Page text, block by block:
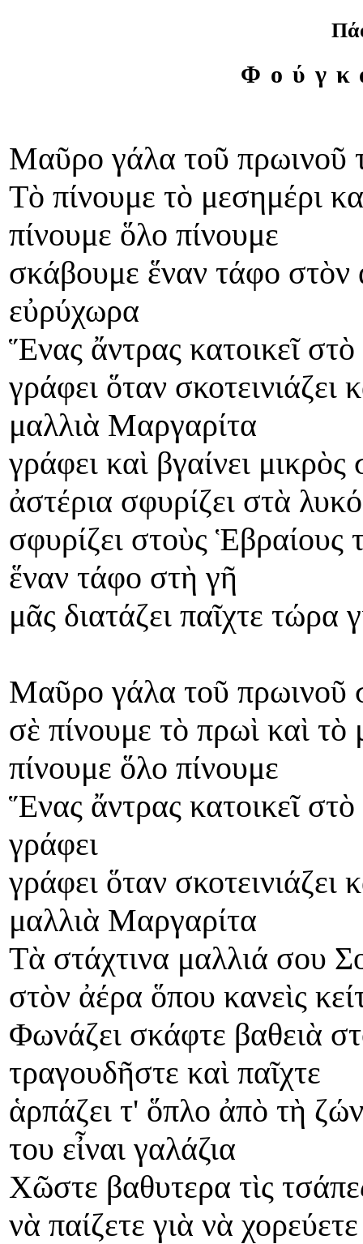
Μαῦρο γάλα τοῦ πρωινοῦ
Τὸ πίνουμε τὸ μεσημέρι
πίνουμε ὅλο πίνουμε
σκάβουμε ἕναν τάφο στὸν
εὐρύχωρα
Ἕνας ἄντρας κατοικεῖ στὸ
γράφει ὅταν
μαλλιὰ Μαργαρίτα
γράφει καὶ βγαίνει
ἀστέρια σφυρίζει στὰ
σφυρίζει στοὺς Ἑβραίους
ἕναν τάφο στὴ γῆ
μᾶς διατάζει παῖχτε τώρα
Μαῦρο γάλα τοῦ πρωινοῦ
σὲ πίνουμε τὸ πρωὶ καὶ
πίνουμε ὅλο πίνουμε
Ἕνας ἄντρας κατοικεῖ στὸ
γράφει
γράφει ὅταν
μαλλιὰ Μαργαρίτα
Τὰ στάχτινα μαλλιά σου
στὸν ἀέρα ὅπου κανεὶς
Φωνάζει σκάφτε βαθειὰ
τραγουδῆστε καὶ παῖχτε
ἁρπάζει τ' ὅπλο ἀπὸ τὴ
του εἶναι γαλάζια
Χῶστε βαθυτερα τὶς
νὰ παίζετε γιὰ νὰ χορεύετε